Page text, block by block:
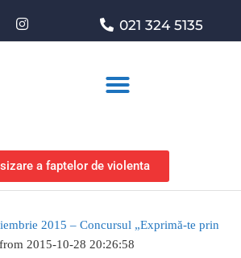
021 324 5135
a faptelor de violenta
2015 – Concursul „Exprimă-te prin
2015-10-28 20:26:58